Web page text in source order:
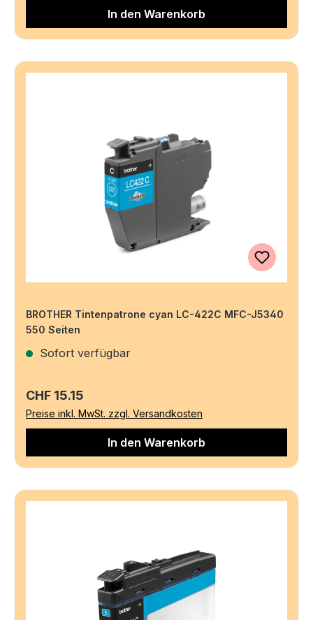
In den Warenkorb
BROTHER Tintenpatrone cyan LC-422C MFC-J5340
550 Seiten
Sofort verfügbar
Regulärer Preis:
CHF 15.15
Preise inkl. MwSt. zzgl. Versandkosten
In den Warenkorb